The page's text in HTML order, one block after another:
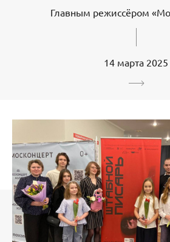
Главным режиссёром
14 марта 2025